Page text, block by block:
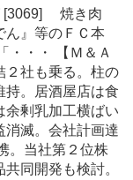
[3069] 焼き肉
ん』等のＦＣ本
・・・ 【Ｍ＆Ａ
２社も乗る。柱の
持。居酒屋店は食
余剰乳加工横ばい
消滅。会社計画達
。当社第２位株
同開発も検討。